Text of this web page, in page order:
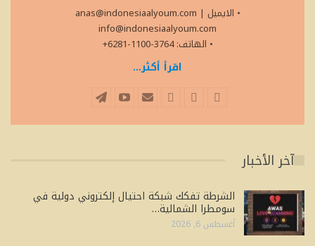
• الايميل
anas@indonesiaalyoum.com |
info@indonesiaalyoum.com
• الهاتف: 3764-1100-6281+
اقرأ أكثر...
آخر الأخبار
الشرطة تفكك شبكة احتيال إلكتروني دولية في
سومطرا الشمالية…
أغسطس 6, 2026